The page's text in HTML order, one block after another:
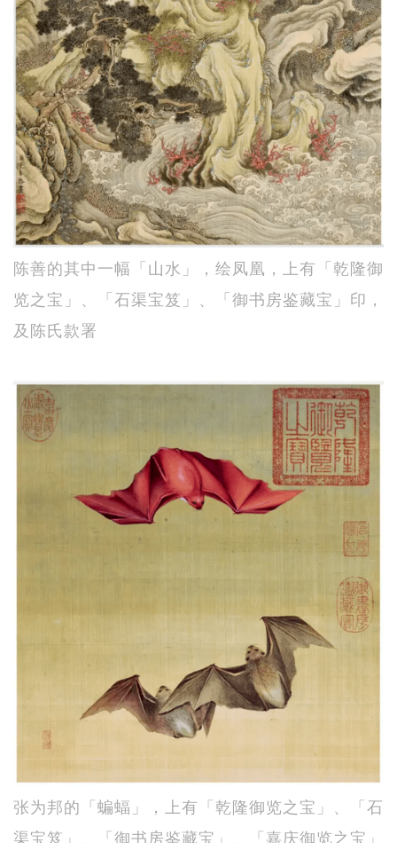
陈善的其中一幅「山水」，绘凤凰，上有「乾隆御
览之宝」、「石渠宝笈」、「御书房鉴藏宝」印，
及陈氏款署
张为邦的「蝙蝠」，上有「乾隆御览之宝」、「石
渠宝笈」、「御书房鉴藏宝」、「嘉庆御览之宝」